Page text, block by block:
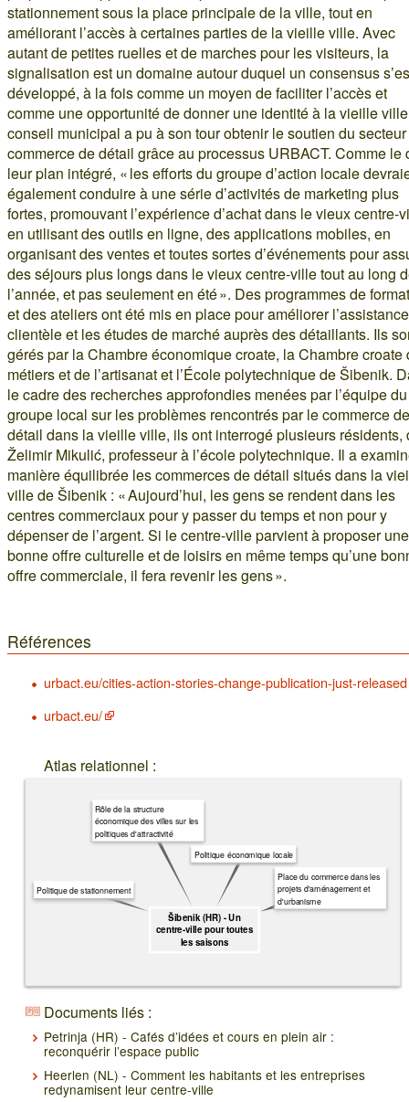
stationnement sous la place principale de la ville, tout en
améliorant l’accès à certaines parties de la vieille ville. Avec
autant de petites ruelles et de marches pour les visiteurs, la
signalisation est un domaine autour duquel un consensus
développé, à la fois comme un moyen de faciliter l’accès et
comme une opportunité de donner une identité à la vieille
conseil municipal a pu à son tour obtenir le soutien du
commerce de détail grâce au processus URBACT. Comme le
leur plan intégré, « les efforts du groupe d’action locale
également conduire à une série d’activités de marketing plus
fortes, promouvant l’expérience d’achat dans le vieux centre-
en utilisant des outils en ligne, des applications mobiles, en
organisant des ventes et toutes sortes d’événements pour
des séjours plus longs dans le vieux centre-ville tout au long
l’année, et pas seulement en été ». Des programmes de
et des ateliers ont été mis en place pour améliorer
clientèle et les études de marché auprès des détaillants. Ils
gérés par la Chambre économique croate, la Chambre croate
métiers et de l’artisanat et l’École polytechnique de Šibenik.
le cadre des recherches approfondies menées par l’équipe du
groupe local sur les problèmes rencontrés par le commerce de
détail dans la vieille ville, ils ont interrogé plusieurs résidents,
Želimir Mikulić, professeur à l’école polytechnique. Il a
manière équilibrée les commerces de détail situés dans la
ville de Šibenik : « Aujourd’hui, les gens se rendent dans les
centres commerciaux pour y passer du temps et non pour y
dépenser de l’argent. Si le centre-ville parvient à proposer une
bonne offre culturelle et de loisirs en même temps qu’une
offre commerciale, il fera revenir les gens ».
Références
urbact.eu/cities-action-stories-change-publication-just-released
urbact.eu/
Atlas relationnel :
Šibenik (HR) - Un
centre-ville pour toutes
les saisons
Place du commerce dans les
projets d'aménagement et
d'urbanisme
Politique économique locale
Rôle de la structure
économique des villes sur les
politiques d'attractivité
Politique de stationnement
Documents liés :
Petrinja (HR) - Cafés d’idées et cours en plein air :
reconquérir l’espace public
Heerlen (NL) - Comment les habitants et les entreprises
redynamisent leur centre-ville